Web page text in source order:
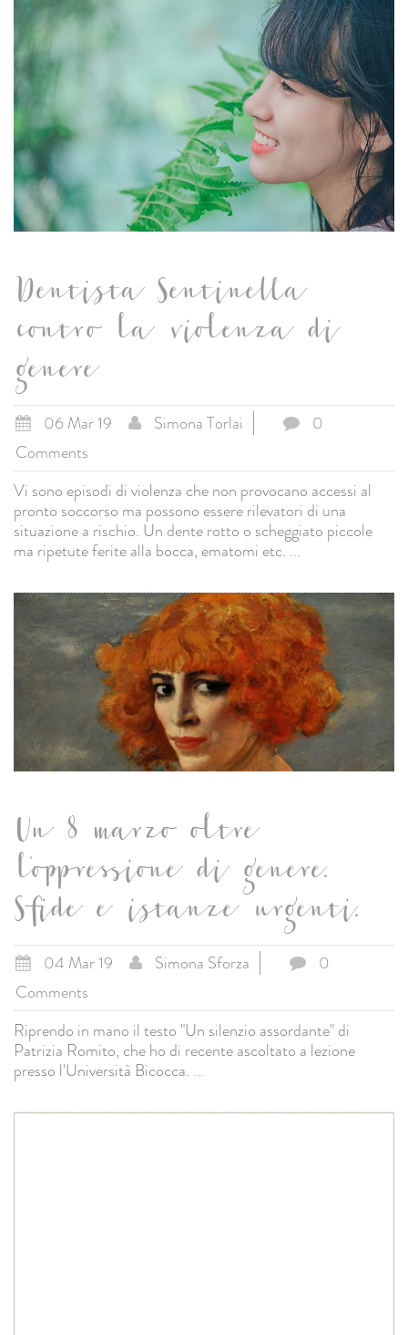
Dentista Sentinella
contro la violenza di
genere
06 Mar 19 Simona Torlai
0
Comments
Vi sono episodi di violenza che non provocano accessi al
pronto soccorso ma possono essere rilevatori di una
situazione a rischio. Un dente rotto o scheggiato piccole
ma ripetute ferite alla bocca, ematomi etc. ...
Un 8 marzo oltre
l'oppressione di genere.
Sfide e istanze urgenti.
04 Mar 19 Simona Sforza
0
Comments
Riprendo in mano il testo "Un silenzio assordante" di
Patrizia Romito, che ho di recente ascoltato a lezione
presso l'Università Bicocca. ...